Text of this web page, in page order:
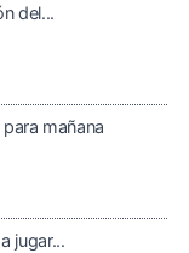
del...
mañana
jugar...